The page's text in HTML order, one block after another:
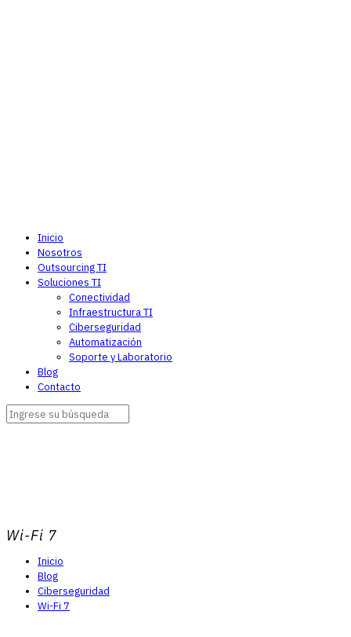
Inicio
Nosotros
Outsourcing TI
Soluciones TI
Conectividad
Infraestructura TI
Ciberseguridad
Automatización
Soporte y Laboratorio
Blog
Contacto
Wi-Fi 7
Inicio
Blog
Ciberseguridad
Wi-Fi 7